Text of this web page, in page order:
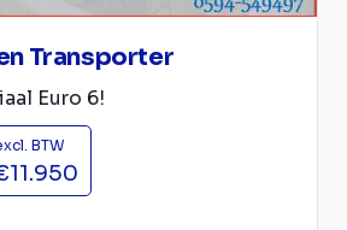
Transporter
Euro 6!
BTW